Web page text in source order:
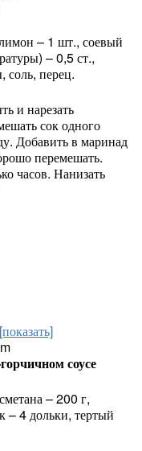
– 1 шт., соевый
– 0,5 ст.,
соль, перец.
и нарезать
сок одного
Добавить в маринад
перемешать.
часов. Нанизать
[показать]
соусе
– 200 г,
– 4 дольки, тертый